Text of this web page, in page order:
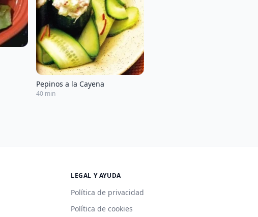
Pepinos a la Cayena
40 min
LEGAL Y AYUDA
Política de privacidad
Política de cookies